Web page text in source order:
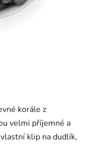
korále z
velmi příjemné a
klip na dudlík,